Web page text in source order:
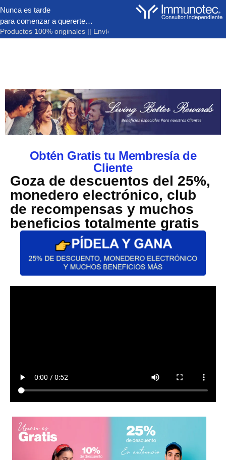
Nunca es tarde
para comenzar a quererte…
100% originales || Envíos a todo el país |
Obtén Gratis tu Membresía de
Cliente
Goza de descuentos del 25%,
monedero electrónico, club
de recompensas y muchos
beneficios totalmente gratis